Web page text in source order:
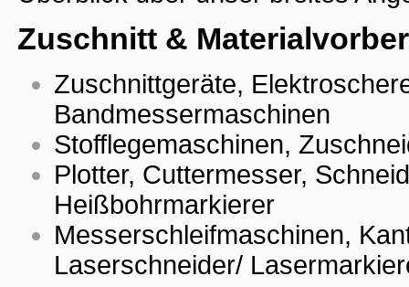
Zuschnitt &
Zuschnittgeräte,
Bandmessermaschinen
Stofflegemaschinen,
Plotter, Cuttermesser,
Heißbohrmarkierer
Messerschleifmaschinen,
Laserschneider/